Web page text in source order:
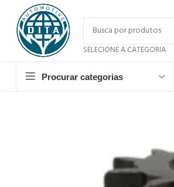
SELECIONE A CATEGORIA
Procurar categorias